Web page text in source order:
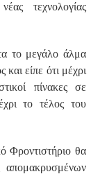
τεχνολογίας
το μεγάλο άλμα
είπε ότι μέχρι
πίνακες σε
το τέλος του
Φροντιστήριο θα
απομακρυσμένων